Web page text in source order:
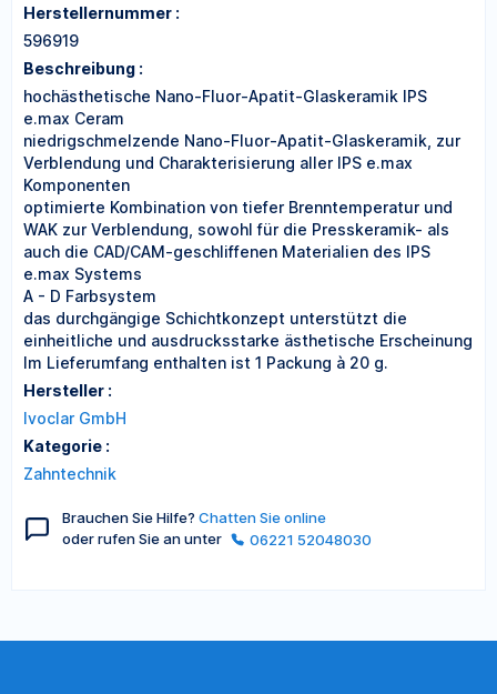
Herstellernummer :
596919
Beschreibung :
hochästhetische Nano-Fluor-Apatit-Glaskeramik IPS
e.max Ceram
niedrigschmelzende Nano-Fluor-Apatit-Glaskeramik, zur
Verblendung und Charakterisierung aller IPS e.max
Komponenten
optimierte Kombination von tiefer Brenntemperatur und
WAK zur Verblendung, sowohl für die Presskeramik- als
auch die CAD/CAM-geschliffenen Materialien des IPS
e.max Systems
A - D Farbsystem
das durchgängige Schichtkonzept unterstützt die
einheitliche und ausdrucksstarke ästhetische Erscheinung
Im Lieferumfang enthalten ist 1 Packung à 20 g.
Hersteller :
Ivoclar GmbH
Kategorie :
Zahntechnik
Brauchen Sie Hilfe? Chatten Sie online
oder rufen Sie an unter
06221 52048030